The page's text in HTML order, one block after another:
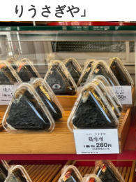
りうさぎや」